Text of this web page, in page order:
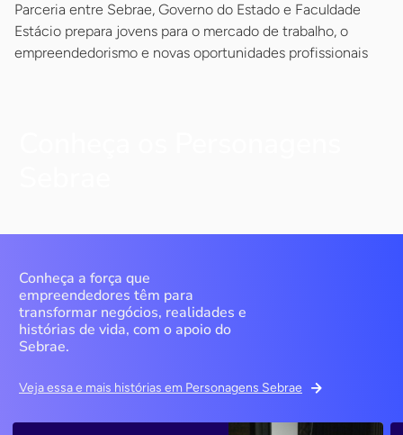
Parceria entre Sebrae, Governo do Estado e Faculdade
Estácio prepara jovens para o mercado de trabalho, o
empreendedorismo e novas oportunidades profissionais
Conheça a força que
empreendedores têm para
transformar negócios, realidades e
histórias de vida, com o apoio do
Sebrae.
Veja essa e mais histórias em Personagens Sebrae